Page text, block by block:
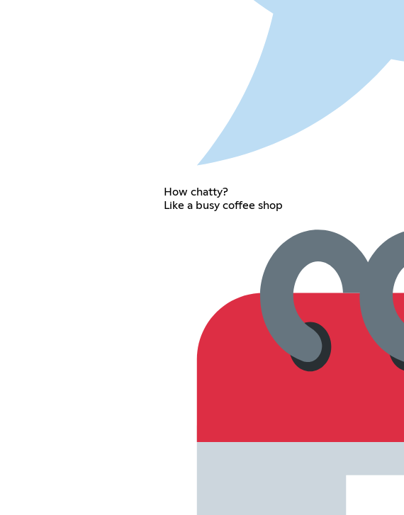
How chatty?
Like a busy coffee shop